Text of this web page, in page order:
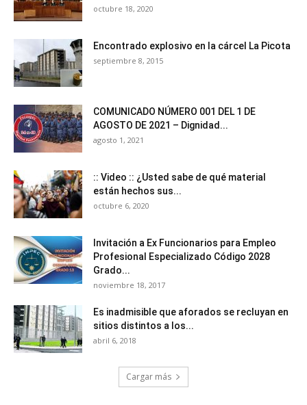
octubre 18, 2020
Encontrado explosivo en la cárcel La Picota
septiembre 8, 2015
COMUNICADO NÚMERO 001 DEL 1 DE
AGOSTO DE 2021 – Dignidad...
agosto 1, 2021
:: Video :: ¿Usted sabe de qué material
están hechos sus...
octubre 6, 2020
Invitación a Ex Funcionarios para Empleo
Profesional Especializado Código 2028
Grado...
noviembre 18, 2017
Es inadmisible que aforados se recluyan en
sitios distintos a los...
abril 6, 2018
Cargar más